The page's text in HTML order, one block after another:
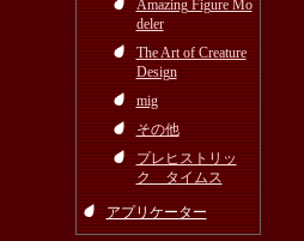
Amazing Figure Mo
deler
The Art of Creature
Design
mig
その他
プレヒストリッ
ク タイムス
アプリケーター